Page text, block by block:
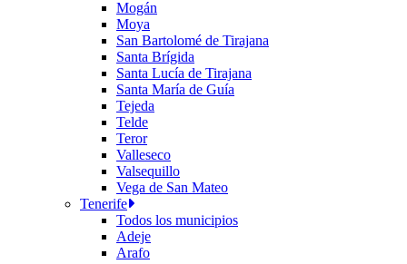
Mogán
Moya
San Bartolomé de Tirajana
Santa Brígida
Santa Lucía de Tirajana
Santa María de Guía
Tejeda
Telde
Teror
Valleseco
Valsequillo
Vega de San Mateo
Tenerife
Todos los municipios
Adeje
Arafo